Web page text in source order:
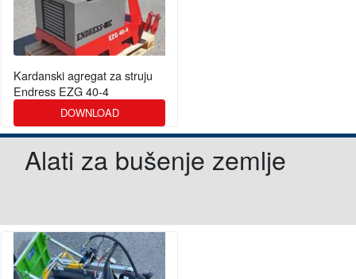
Kardanski agregat za struju
Endress EZG 40-4
DOWNLOAD
Alati za bušenje zemlje